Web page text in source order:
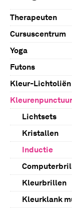
Therapeuten
Cursuscentrum
Workshop
Zelfstudie
Yoga
Futons
Massage
Meditatie
Hoofdkussens
Slaapfutons
Futon dekbed
Kleur-Lichtoliën
Kleur reeks
Kuur reeks
Kleurset
Massage
Badzout
Body scrub
Basis
Kleurenpunctuur
Lichtsets
Kristallen
Inductie
Kleurbrillen
Kleurklank